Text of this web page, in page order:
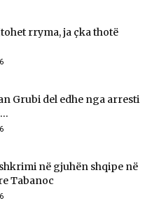
rryma, ja çka thotë
Grubi del edhe nga arresti
në gjuhën shqipe në
Tabanoc